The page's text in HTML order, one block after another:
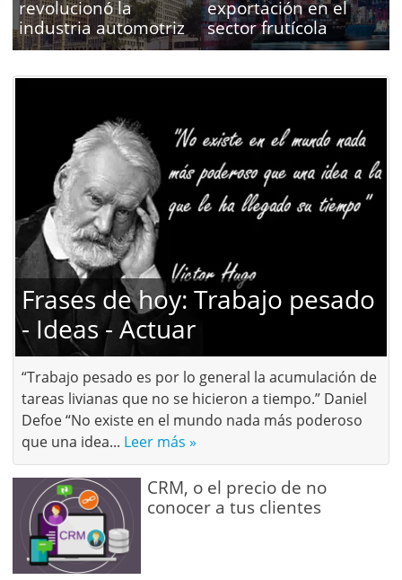
revolucionó la
industria automotriz
exportación en el
sector frutícola
Frases de hoy: Trabajo pesado
- Ideas - Actuar
“Trabajo pesado es por lo general la acumulación de
tareas livianas que no se hicieron a tiempo.” Daniel
Defoe “No existe en el mundo nada más poderoso
que una idea... Leer más »
CRM, o el precio de no
conocer a tus clientes